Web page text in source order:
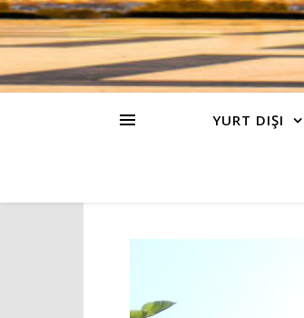
YURT DIŞI